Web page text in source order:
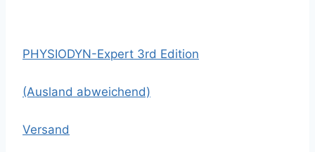
PHYSIODYN-Expert 3rd Edition
(Ausland abweichend)
Versand